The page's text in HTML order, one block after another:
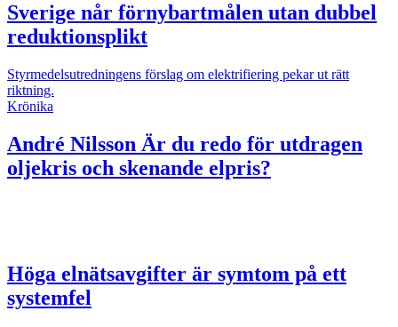
Sverige når förnybartmålen utan dubbel
reduktionsplikt
Styrmedelsutredningens förslag om elektrifiering pekar ut rätt
riktning.
Krönika
André Nilsson Är du redo för utdragen
oljekris och skenande elpris?
Höga elnätsavgifter är symtom på ett
systemfel